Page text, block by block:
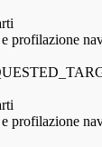
profilazione
profilazione